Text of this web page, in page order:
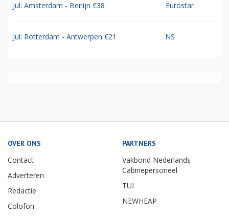
Jul: Amsterdam - Berlijn €38 Eurostar
Jul: Rotterdam - Antwerpen €21 NS
OVER ONS
Contact
Adverteren
Redactie
Colofon
PARTNERS
Vakbond Nederlands
Cabinepersoneel
TUI
NEWHEAP